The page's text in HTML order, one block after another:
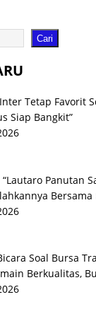
Cari
Tetap Favorit
Siap Bangkit”
Panutan
Bersama
Soal Bursa
Berkualitas,